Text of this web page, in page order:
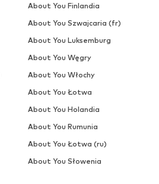
About You Finlandia
About You Szwajcaria (fr)
About You Luksemburg
About You Węgry
About You Włochy
About You Łotwa
About You Holandia
About You Rumunia
About You Łotwa (ru)
About You Słowenia